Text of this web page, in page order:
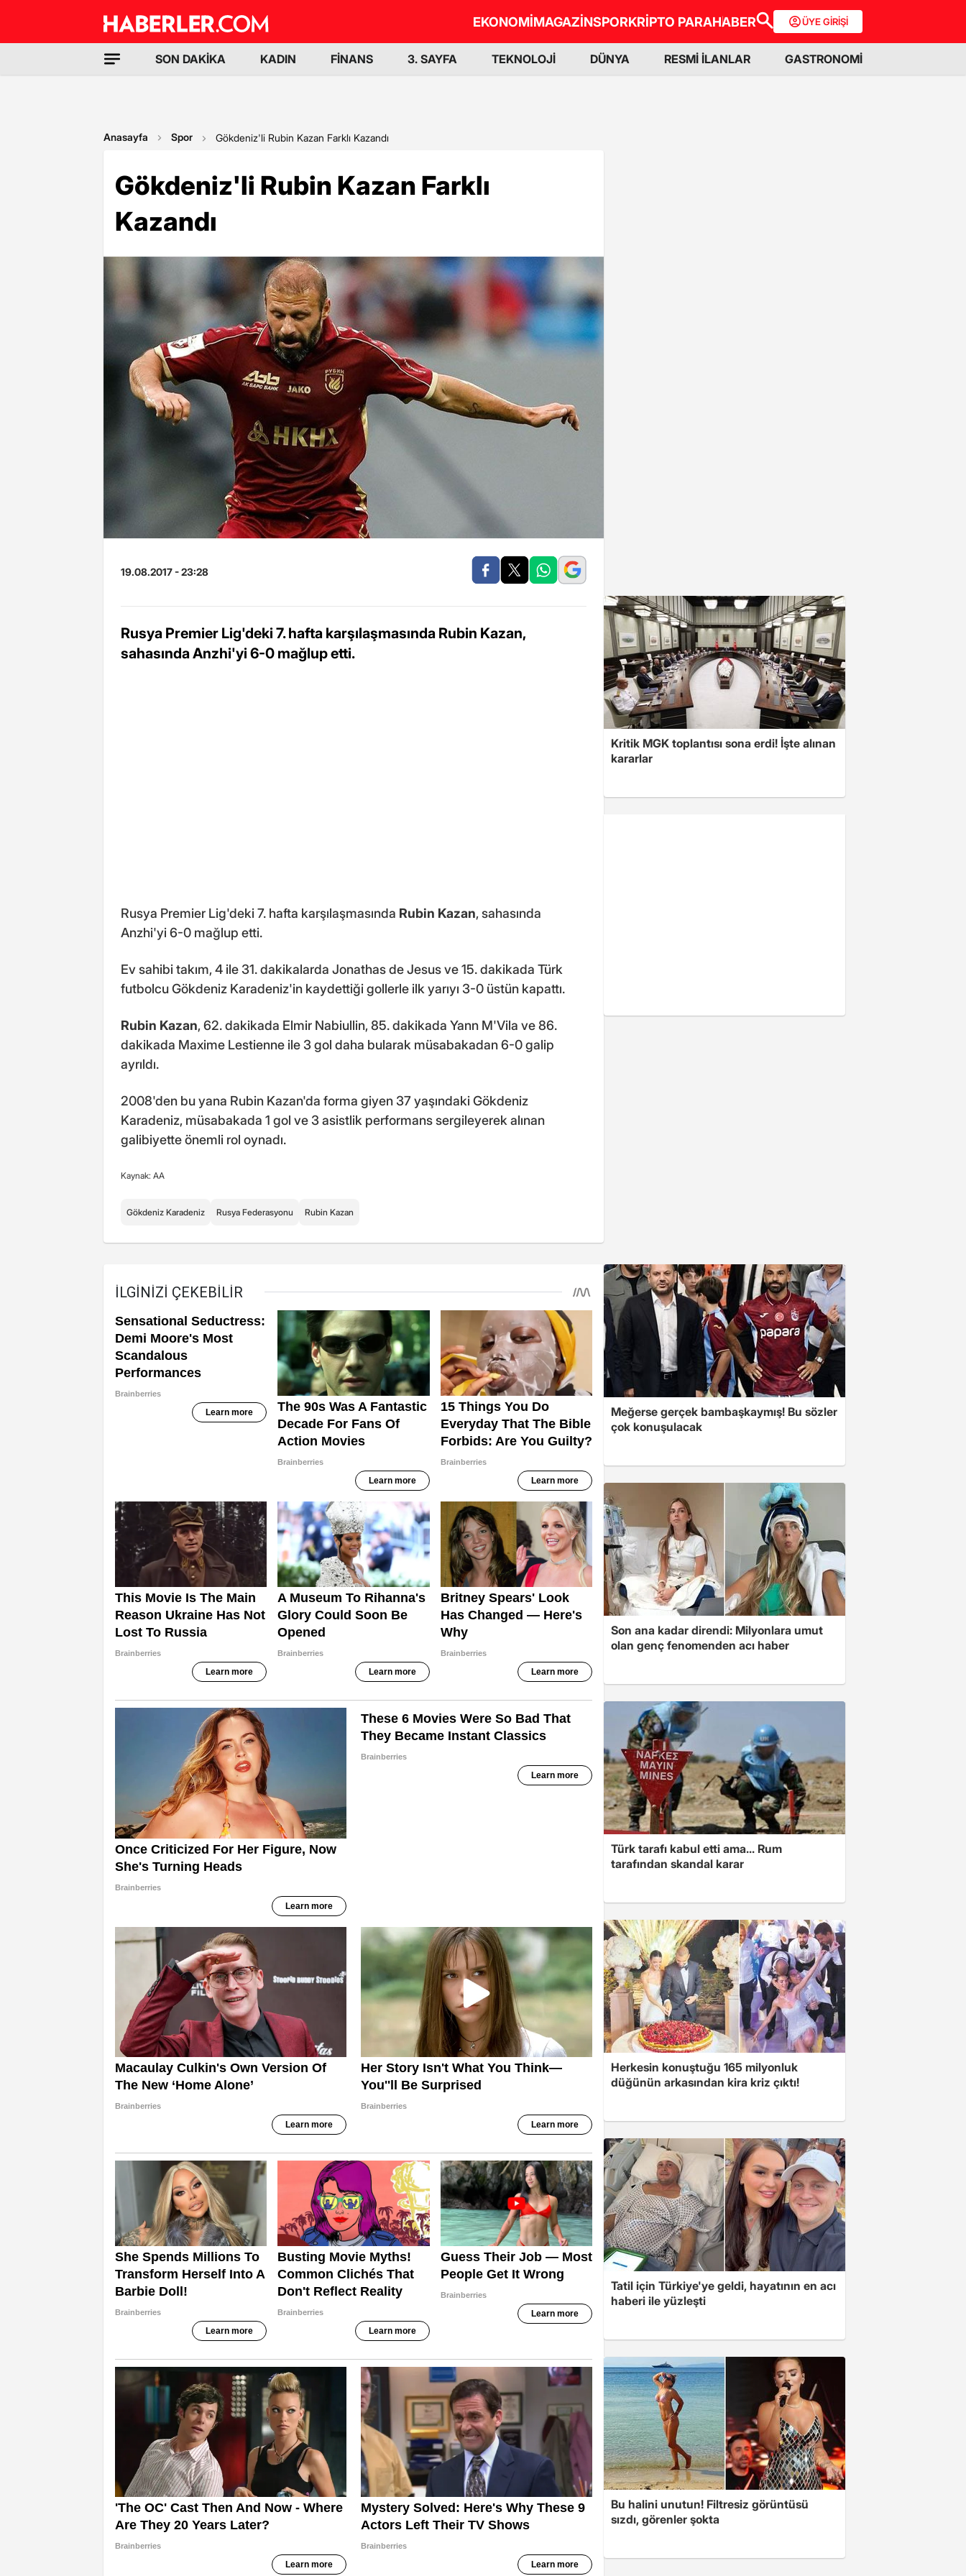
EKONOMİMAGAZİNSPORKRİPTO PARAHABER ÜYE GİRİŞİ
SON DAKİKA KADIN FİNANS 3. SAYFA TEKNOLOJİ DÜNYA RESMİ İLANLAR GASTRONOMİ
Anasayfa Spor Gökdeniz'li Rubin Kazan Farklı Kazandı
Gökdeniz'li Rubin Kazan Farklı
Kazandı
19.08.2017 - 23:28
Rusya Premier Lig'deki 7. hafta karşılaşmasında Rubin Kazan,
sahasında Anzhi'yi 6-0 mağlup etti.
Rusya Premier Lig'deki 7. hafta karşılaşmasında Rubin Kazan, sahasında
Anzhi'yi 6-0 mağlup etti.
Ev sahibi takım, 4 ile 31. dakikalarda Jonathas de Jesus ve 15. dakikada Türk
futbolcu Gökdeniz Karadeniz'in kaydettiği gollerle ilk yarıyı 3-0 üstün kapattı.
Rubin Kazan, 62. dakikada Elmir Nabiullin, 85. dakikada Yann M'Vila ve 86.
dakikada Maxime Lestienne ile 3 gol daha bularak müsabakadan 6-0 galip
ayrıldı.
2008'den bu yana Rubin Kazan'da forma giyen 37 yaşındaki Gökdeniz
Karadeniz, müsabakada 1 gol ve 3 asistlik performans sergileyerek alınan
galibiyette önemli rol oynadı.
Kaynak: AA
Gökdeniz Karadeniz Rusya Federasyonu Rubin Kazan
Kritik MGK toplantısı sona erdi! İşte alınan
kararlar
Meğerse gerçek bambaşkaymış! Bu sözler
çok konuşulacak
Son ana kadar direndi: Milyonlara umut
olan genç fenomenden acı haber
Türk tarafı kabul etti ama... Rum
tarafından skandal karar
Herkesin konuştuğu 165 milyonluk
düğünün arkasından kira kriz çıktı!
Tatil için Türkiye'ye geldi, hayatının en acı
haberi ile yüzleşti
Bu halini unutun! Filtresiz görüntüsü
sızdı, görenler şokta